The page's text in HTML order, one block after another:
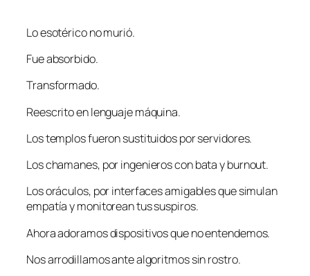
Lo esotérico no murió.
Fue absorbido.
Transformado.
Reescrito en lenguaje máquina.
Los templos fueron sustituidos por servidores.
Los chamanes, por ingenieros con bata y burnout.
Los oráculos, por interfaces amigables que simulan
empatía y monitorean tus suspiros.
Ahora adoramos dispositivos que no entendemos.
Nos arrodillamos ante algoritmos sin rostro.